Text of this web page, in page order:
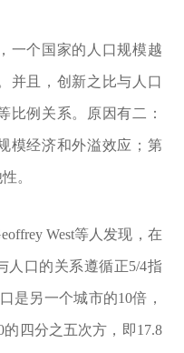
个国家的人口规模越
并且，创新之比与人口
比例关系。原因有二：
模经济和外溢效应；第
。
West等人发现，在
人口的关系遵循正5/4指
是另一个城市的10倍，
四分之五次方，即17.8